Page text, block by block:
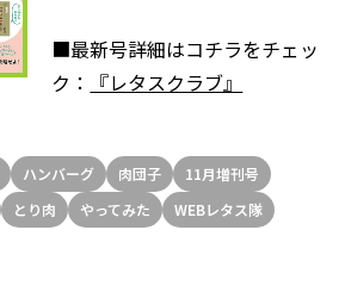
■最新号詳細はコチラをチェッ
ク：
『レタスクラブ』
ハンバーグ 肉団子
11月増刊号
とり肉 やってみた WEBレタス隊